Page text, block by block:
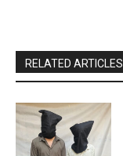
RELATED ARTICLES